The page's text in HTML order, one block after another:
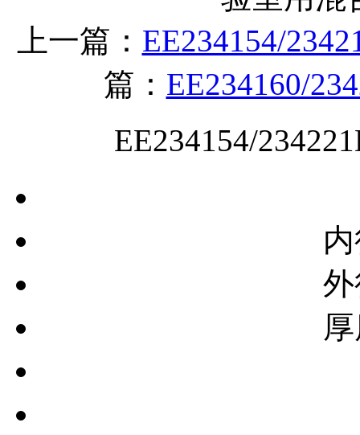
上一篇： EE234154/
篇： EE234160/
EE234154/